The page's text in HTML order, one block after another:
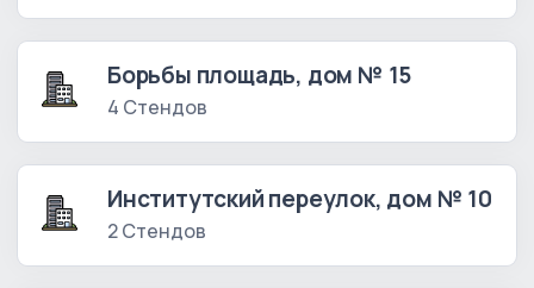
Борьбы площадь, дом № 15
4 Стендов
Институтский переулок, дом № 10
2 Стендов